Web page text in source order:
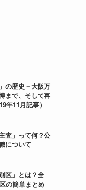
の歴史－大阪万
まで、そして再
年11月記事）
査」って何？公
について
区」とは？全
の簡単まとめ